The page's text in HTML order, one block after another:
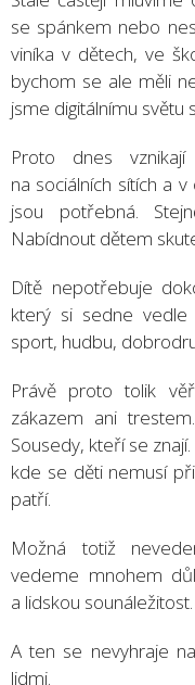
se spánkem nebo
viníka v dětech, ve
bychom se ale měli
jsme digitálnímu světu
Proto dnes
na sociálních sítích a
jsou potřebná.
Nabídnout dětem
Dítě nepotřebuje
který si sedne vedle
sport, hudbu,
Právě proto tolik
zákazem ani
Sousedy, kteří se
kde se děti nemusí
patří.
Možná totiž
vedeme mnohem
a lidskou sounáležitost.
A ten se nevyhraje
lidmi.